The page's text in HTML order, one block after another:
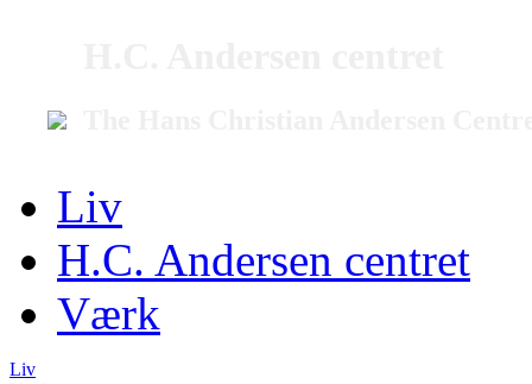
Liv
H.C. Andersen centret
Værk
Liv